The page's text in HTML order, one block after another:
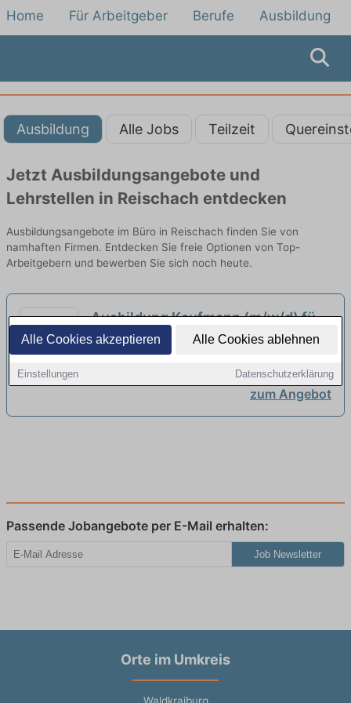
Alle Cookies akzeptieren Alle Cookies ablehnen
Einstellungen Datenschutzerklärung
Home Für Arbeitgeber Berufe Ausbildung
Ausbildung Alle Jobs Teilzeit
Jetzt Ausbildungsangebote und
Lehrstellen in Reischach entdecken
Ausbildungsangebote im Büro in Reischach finden Sie von
namhaften Firmen. Entdecken Sie freie Optionen von Top-
Arbeitgebern und bewerben Sie sich noch heute.
Ausbildung Kaufmann (m/w/d) für
Büromanagement neu
Streller GmbH Co. KG | Heldenstein
zum Angebot
Passende Jobangebote per E-Mail erhalten:
Job Newsletter
Orte im Umkreis